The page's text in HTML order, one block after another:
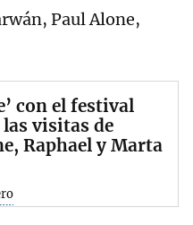
Paul Alone,
con el festival
visitas de
Raphael y Marta